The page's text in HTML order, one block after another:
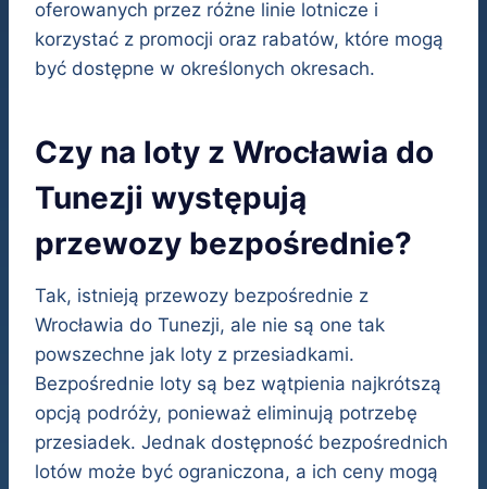
oferowanych przez różne linie lotnicze i
korzystać z promocji oraz rabatów, które mogą
być dostępne w określonych okresach.
Czy na loty z Wrocławia do
Tunezji występują
przewozy bezpośrednie?
Tak, istnieją przewozy bezpośrednie z
Wrocławia do Tunezji, ale nie są one tak
powszechne jak loty z przesiadkami.
Bezpośrednie loty są bez wątpienia najkrótszą
opcją podróży, ponieważ eliminują potrzebę
przesiadek. Jednak dostępność bezpośrednich
lotów może być ograniczona, a ich ceny mogą